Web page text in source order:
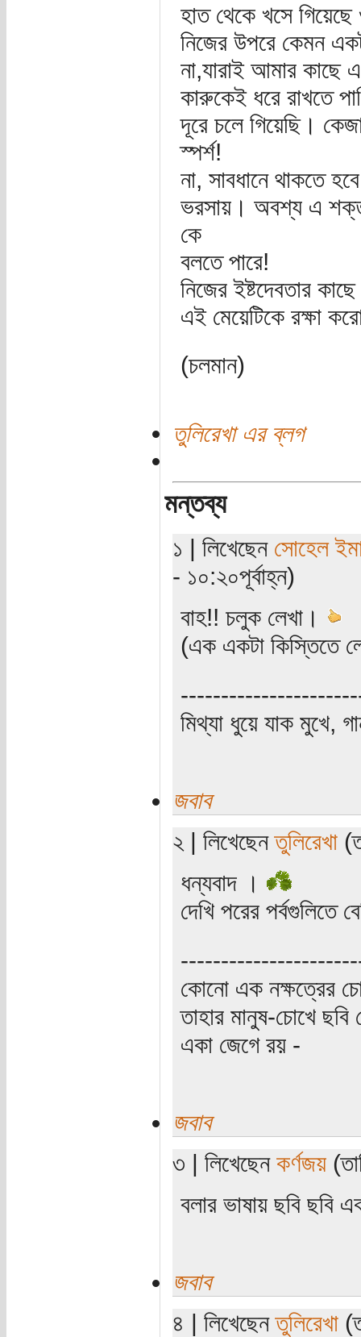
হাত থেকে খসে
নিজের উপরে কেমন
না,যারাই আমার কাছে
কারুকেই ধরে রাখতে
দূরে চলে গিয়েছি।
স্পর্শ!
না, সাবধানে থাকতে
ভরসায়। অবশ্য এ শক্ত
কে
বলতে পারে!
নিজের ইষ্টদেবতার
এই মেয়েটিকে রক্ষা
(চলমান)
তুলিরেখা এর ব্লগ
মন্তব্য
১ | লিখেছেন সোহেল
- ১০:২০পূর্বাহ্ন)
বাহ!! চলুক লেখা।
(এক একটা কিস্তিতে
মিথ্যা ধুয়ে যাক মুখে,
জবাব
২ | লিখেছেনতুলিরেখা
ধন্যবাদ ।
দেখি পরের পর্বগুলিতে
কোনো এক নক্ষত্রের
তাহার মানুষ-চোখে ছবি
একা জেগে রয় -
জবাব
৩ | লিখেছেন কর্ণজয়
বলার ভাষায় ছবি ছবি
জবাব
৪ | লিখেছেনতুলিরেখা